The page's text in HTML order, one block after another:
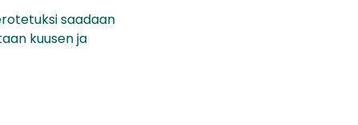
saadaan
kuusen ja